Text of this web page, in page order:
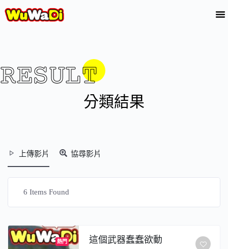
RESULT
分類結果
上傳影片 協尋影片
6 Items Found
熱門 這個武器蠢蠢欲動